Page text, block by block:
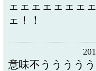
ェェェェェェェ
ェ！！
意味不うううう